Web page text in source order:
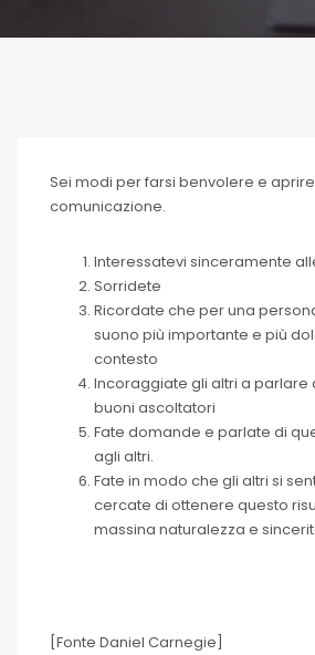
Sei modi per farsi benvolere e
comunicazione.
Interessatevi sinceramente
Sorridete
Ricordate che per una
suono più importante e più
contesto
Incoraggiate gli altri a parlare
buoni ascoltatori
Fate domande e parlate di
agli altri.
Fate in modo che gli altri si
cercate di ottenere questo
massina naturalezza e
[Fonte Daniel Carnegie]